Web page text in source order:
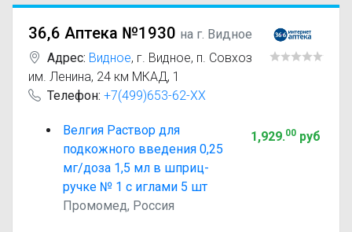
36,6 Аптека №1930 на г. Видное
Адрес: Видное, г. Видное, п. Совхоз
им. Ленина, 24 км МКАД, 1
Телефон: +7(499)653-62-XX
Велгия Раствор для
подкожного введения 0,25
мг/доза 1,5 мл в шприц-
ручке № 1 с иглами 5 шт
Промомед, Россия
1,929.00руб